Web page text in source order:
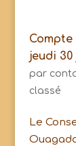
jeudi
par
classé
Le